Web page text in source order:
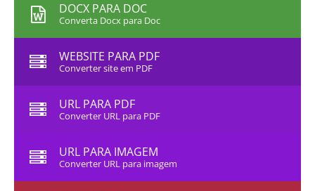
DOCX PARA DOC
Converta Docx para Doc
WEBSITE PARA PDF
Converter site em PDF
URL PARA PDF
Converter URL para PDF
URL PARA IMAGEM
Converter URL para imagem